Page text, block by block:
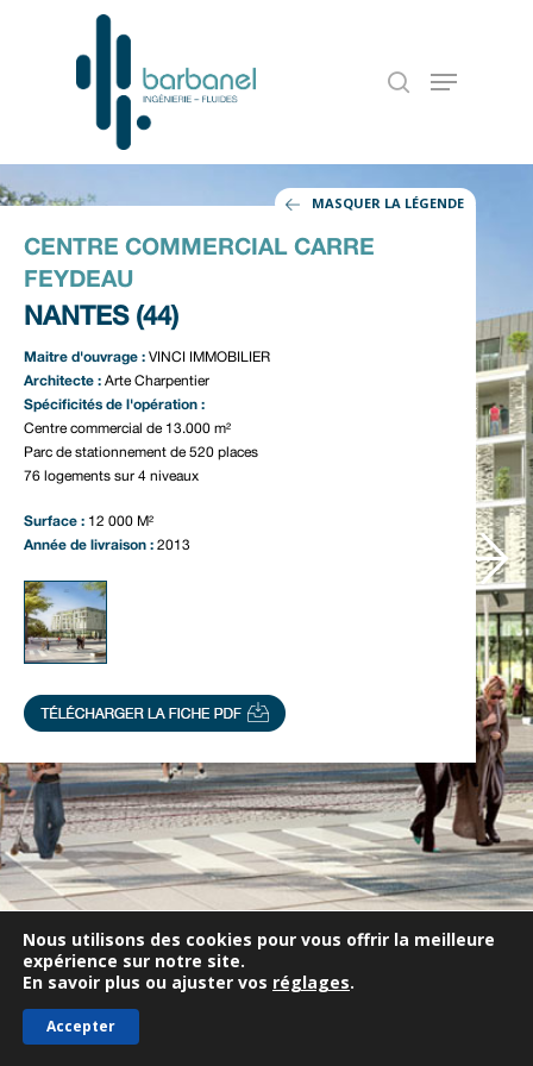
MASQUER LA LÉGENDE
CENTRE COMMERCIAL CARRE
FEYDEAU
NANTES (44)
Maitre d'ouvrage : VINCI IMMOBILIER
Architecte : Arte Charpentier
Spécificités de l'opération :
Centre commercial de 13.000 m²
Parc de stationnement de 520 places
76 logements sur 4 niveaux
Surface : 12 000 M²
Année de livraison : 2013
Notre entreprise
Nos références
Notre actualité
Nous contacter
Nous utilisons des cookies pour vous offrir la meilleure
expérience sur notre site.
En savoir plus ou ajuster vos réglages.
Accepter